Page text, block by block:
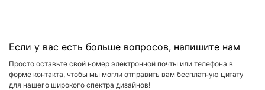
Если у вас есть больше вопросов, напишите нам
Просто оставьте свой номер электронной почты или телефона в
форме контакта, чтобы мы могли отправить вам бесплатную цитату
для нашего широкого спектра дизайнов!